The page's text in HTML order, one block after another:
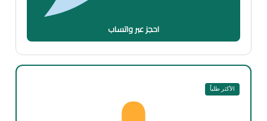
احجز عبر واتساب
الأكثر طلباً